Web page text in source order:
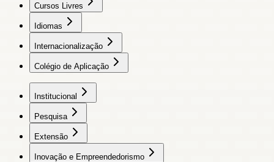
Cursos Livres
Idiomas
Internacionalização
Colégio de Aplicação
Institucional
Pesquisa
Extensão
Inovação e Empreendedorismo